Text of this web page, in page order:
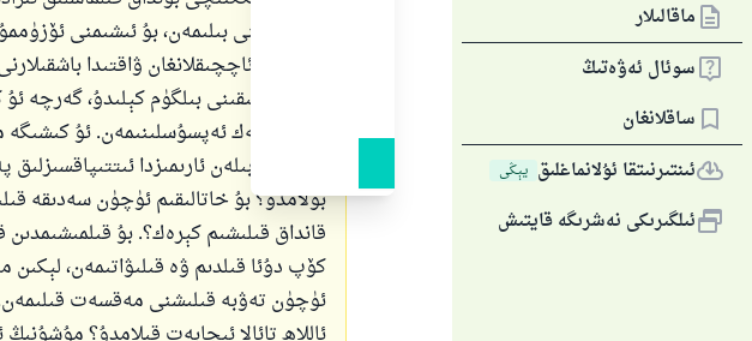
ماقالىلار
سوئال ئەۋەتىڭ
ساقلانغان
ئىنتىرنىتقا ئۇلانماغلىق يېڭى
ئىلگىرىكى نەشرىگە قايتىش
ھاراملىقىنى بىلىمەن، بۇ ئىشىمنى
قىلىمەن. ئاچچىقلانغان ۋاقتىدا
قىلىدىغانلىقىنى بىلگۈم كېلىدۇ،
ئىشىمغا بەك ئەپسۇسلىنىمەن. ئۇ
ئۇ كىشى بىلەن ئارىمىزدا
بولامدۇ؟ بۇ خاتالىقىم ئۈچۈن سەدىقە
قانداق قىلىشىم كېرەك؟. بۇ
كۆپ دۇئا قىلدىم ۋە قىلىۋاتىمەن، لېكىن
ئۈچۈن تەۋبە قىلىشنى مەقسەت قىلىمەن.